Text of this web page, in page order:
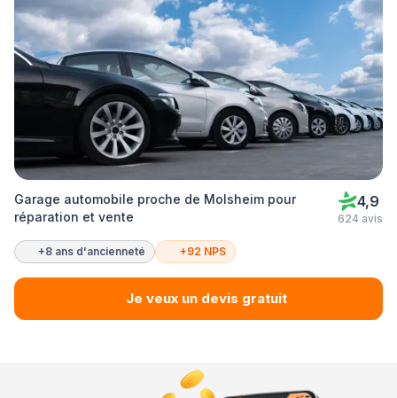
Garage automobile proche de Molsheim pour
réparation et vente
4,9
624 avis
+8 ans d'ancienneté +92 NPS
Je veux un devis gratuit